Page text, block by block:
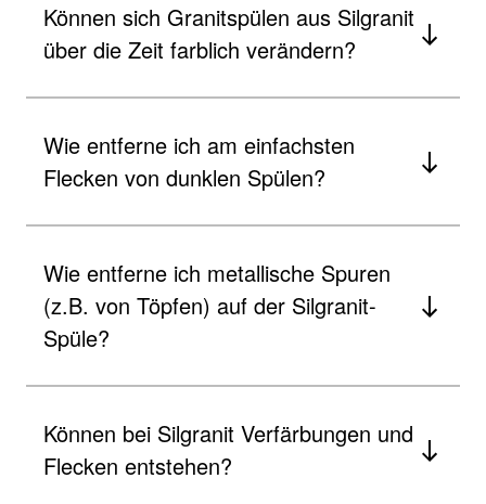
Können sich Granitspülen aus Silgranit
über die Zeit farblich verändern?
Wie entferne ich am einfachsten
Flecken von dunklen Spülen?
Wie entferne ich metallische Spuren
(z.B. von Töpfen) auf der Silgranit-
Spüle?
Können bei Silgranit Verfärbungen und
Flecken entstehen?